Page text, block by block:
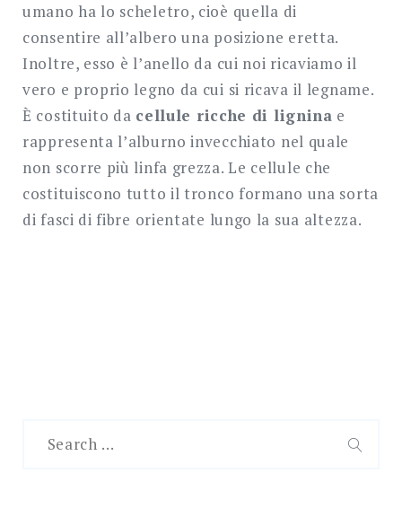
umano ha lo scheletro, cioè quella di
consentire all’albero una posizione eretta.
Inoltre, esso è l’anello da cui noi ricaviamo il
vero e proprio legno da cui si ricava il legname.
È costituito da cellule ricche di lignina e
rappresenta l’alburno invecchiato nel quale
non scorre più linfa grezza. Le cellule che
costituiscono tutto il tronco formano una sorta
di fasci di fibre orientate lungo la sua altezza.